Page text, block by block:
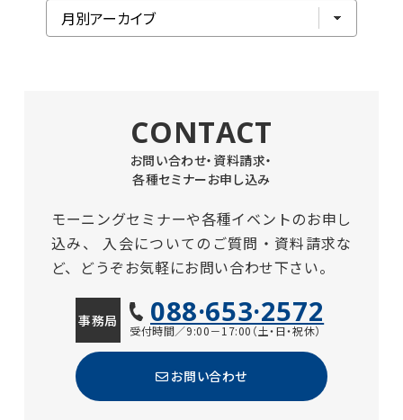
CONTACT
お問い合わせ・資料請求・
各種セミナーお申し込み
モーニングセミナーや各種イベントのお申し
込み、
入会についてのご質問・資料請求な
ど、どうぞお気軽にお問い合わせ下さい。
事務局 088·653·2572
受付時間／9:00－17:00（土・日・祝休）
お問い合わせ